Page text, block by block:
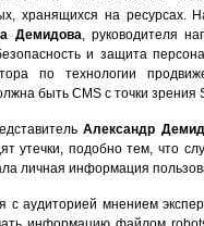
хранящихся на ресурсах.
Демидова, руководителя
и защита
по технологии
быть CMS с точки зрения
Александр
утечки, подобно тем, что
личная информация
с аудиторией мнением